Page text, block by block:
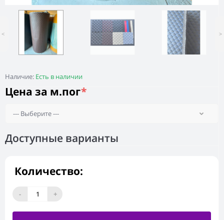
Наличие: Есть в наличии
< >
Доступные варианты
Цена за м.пог*
Количество:
- +